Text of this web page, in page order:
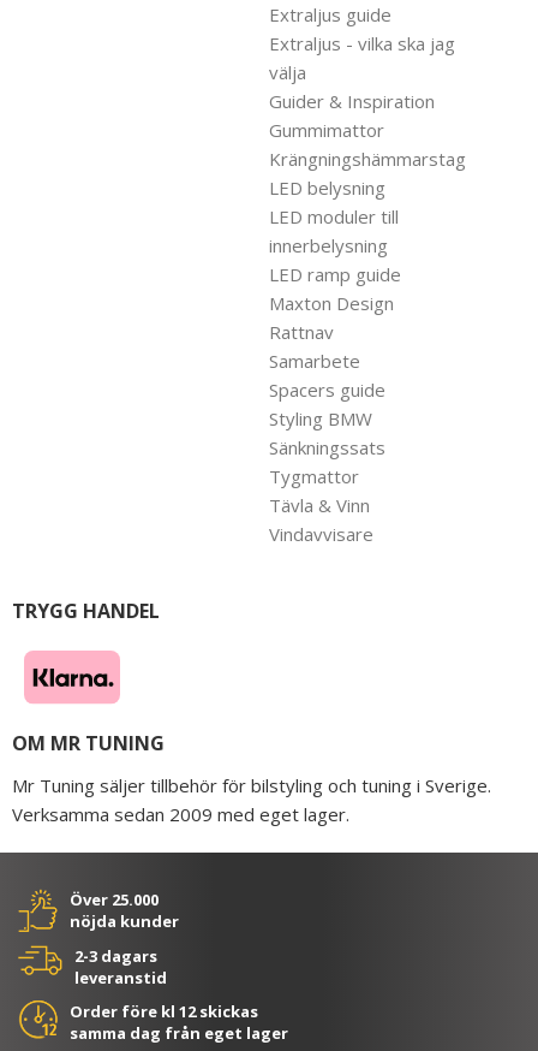
Extraljus guide
Extraljus - vilka ska jag
välja
Guider & Inspiration
Gummimattor
Krängningshämmarstag
LED belysning
LED moduler till
innerbelysning
LED ramp guide
Maxton Design
Rattnav
Samarbete
Spacers guide
Styling BMW
Sänkningssats
Tygmattor
Tävla & Vinn
Vindavvisare
TRYGG HANDEL
OM MR TUNING
Mr Tuning säljer tillbehör för bilstyling och tuning i Sverige.
Verksamma sedan 2009 med eget lager.
Över 25.000
nöjda kunder
2-3 dagars
leveranstid
Order före kl 12 skickas
samma dag från eget lager